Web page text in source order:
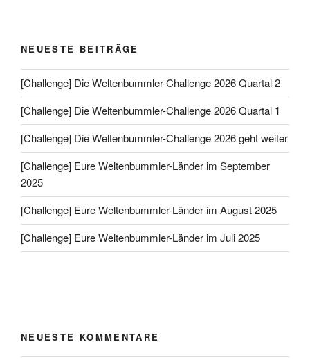
NEUESTE BEITRÄGE
[Challenge] Die Weltenbummler-Challenge 2026 Quartal 2
[Challenge] Die Weltenbummler-Challenge 2026 Quartal 1
[Challenge] Die Weltenbummler-Challenge 2026 geht weiter
[Challenge] Eure Weltenbummler-Länder im September
2025
[Challenge] Eure Weltenbummler-Länder im August 2025
[Challenge] Eure Weltenbummler-Länder im Juli 2025
NEUESTE KOMMENTARE